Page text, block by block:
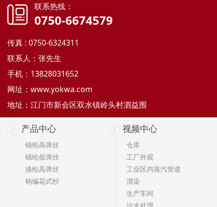
产品中心
锦纶高弹丝
锦纶低弹丝
涤纶高弹丝
钩编花式纱
视频中心
仓库
工厂外观
工业区内蒸汽管道
漂染
生产车间
联系热线：
0750-6674579
传真 : 0750-6324311
联系人：张先生
手机：13828031652
网址： www.yokwa.com
地址：江门市新会区双水镇岭头村泗益围